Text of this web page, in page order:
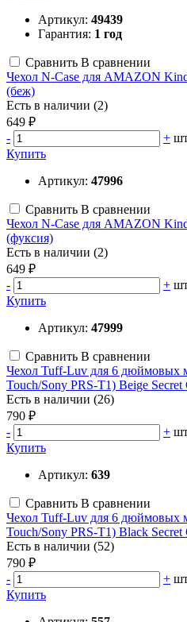
Артикул: 49439
Гарантия: 1 год
Сравнить В сравнении
Чехол N-Case для AMAZON
(беж)
Есть в наличии (2)
649 ₽
-
+
Купить
Артикул: 47996
Сравнить В сравнении
Чехол N-Case для AMAZON
(фуксия)
Есть в наличии (2)
649 ₽
-
+
Купить
Артикул: 47999
Сравнить В сравнении
Чехол Tuff-Luv для 6 дюймовых
Touch/Sony PRS-T1) Beige Secret
Есть в наличии (26)
790 ₽
-
+
Купить
Артикул: 639
Сравнить В сравнении
Чехол Tuff-Luv для 6 дюймовых
Touch/Sony PRS-T1) Black Secret
Есть в наличии (52)
790 ₽
-
+
Купить